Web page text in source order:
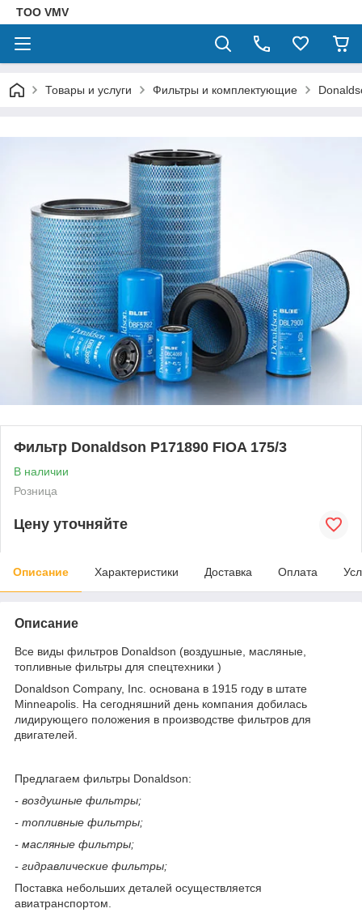
ТОО VMV
Товары и услуги Фильтры и комплектующие
Фильтр Donaldson P171890 FIOA 175/3
В наличии
Розница
Цену уточняйте
Описание Характеристики Доставка Оплата
Описание
Все виды фильтров Donaldson (воздушные, масляные,
топливные фильтры для спецтехники )
Donaldson Company, Inc. основана в 1915 году в штате
Minneapolis. На сегодняшний день компания добилась
лидирующего положения в производстве фильтров для
двигателей.
Предлагаем фильтры Donaldson:
- воздушные фильтры;
- топливные фильтры;
- масляные фильтры;
- гидравлические фильтры;
Поставка небольших деталей осуществляется
авиатранспортом.